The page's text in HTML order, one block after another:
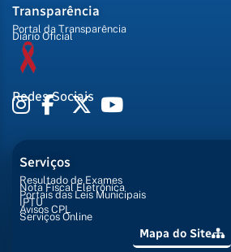
Transparência
Portal da Transparência
Diário Oficial
Redes Sociais
Serviços
Resultado de Exames
Nota Fiscal Eletrônica
Portais das Leis Municipais
IPTU
Avisos CPL
Serviços Online
Mapa do Site